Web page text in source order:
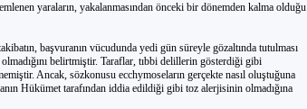
yaraların, yakalanmasından önceki bir dönemden kalma olduğu
başvuranın vücudunda yedi gün süreyle gözaltında tutulması
belirtmiştir. Taraflar, tıbbi delillerin gösterdiği gibi
Ancak, sözkonusu ecchymoseların gerçekte nasıl oluştuğuna
Hükümet tarafından iddia edildiği gibi toz alerjisinin olmadığına